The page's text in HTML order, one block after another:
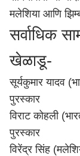
मलेशिया आणि
सर्वाधिक
खेळाडू-
सूर्यकुमार यादव
पुरस्कार
विराट कोहली
पुरस्कार
विरेंद्र सिंह